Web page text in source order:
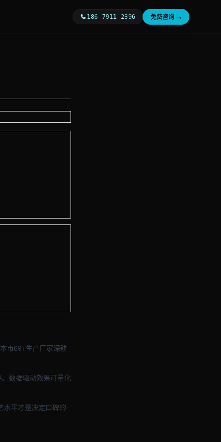
186-7911-2396 免费咨询 →
品牌官网定制 · 现场图2
市69+生产厂家深耕
数据驱动效果可量化
水平才是决定口碑的